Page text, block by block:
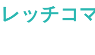
ッチコ